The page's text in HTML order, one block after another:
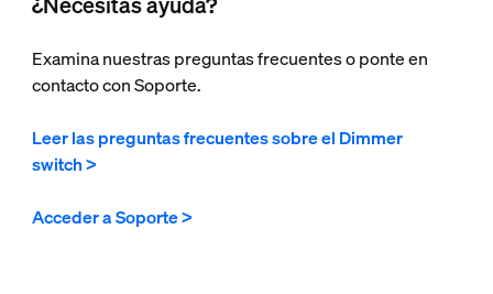
Examina nuestras preguntas frecuentes o ponte en
contacto con Soporte.
Leer las preguntas frecuentes sobre el Dimmer
switch >
Acceder a Soporte >